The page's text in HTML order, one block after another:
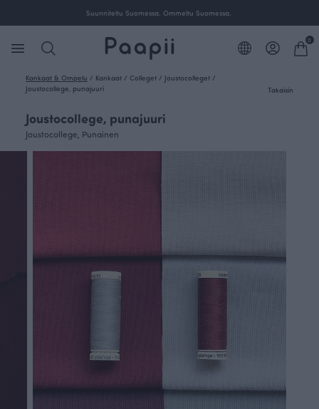
Suunniteltu Suomessa. Ommeltu Suomessa.
0
Kankaat & Ompelu / Kankaat / Colleget / Joustocolleget /
Joustocollege, punajuuri
Takaisin
Joustocollege, punajuuri
Joustocollege, Punainen